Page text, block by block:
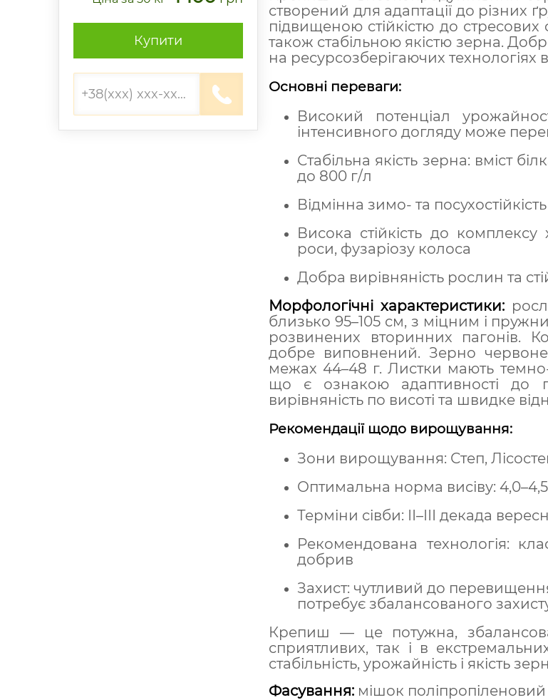
Купити
створений для адаптації до різних
підвищеною стійкістю до стресових
також стабільною якістю зерна.
на ресурсозберігаючих
Основні переваги:
Високий потенціал
інтенсивного догляду може
Стабільна якість зерна: вміст
до 800 г/л
Відмінна зимо- та посухостійкість
Висока стійкість до
роси, фузаріозу колоса
Добра вирівняність рослин та
Морфологічні характеристики:
близько 95–105 см, з міцним і
розвинених вторинних пагонів.
добре виповнений. Зерно
межах 44–48 г. Листки мають
що є ознакою адаптивності до
вирівняність по висоті та швидке
Рекомендації щодо вирощування:
Зони вирощування: Степ,
Оптимальна норма висіву:
Терміни сівби: ІІ–ІІІ декада
Рекомендована технологія:
добрив
Захист: чутливий до
потребує збалансованого
Крепиш — це потужна,
сприятливих, так і в
стабільність, урожайність і якість
Фасування: мішок поліпропіленовий